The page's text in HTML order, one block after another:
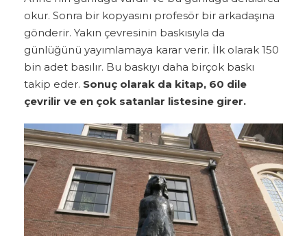
okur. Sonra bir kopyasını profesör bir arkadaşına
gönderir. Yakın çevresinin baskısıyla da
günlüğünü yayımlamaya karar verir. İlk olarak 150
bin adet basılır. Bu baskıyı daha birçok baskı
takip eder. Sonuç olarak da kitap, 60 dile
çevrilir ve en çok satanlar listesine girer.